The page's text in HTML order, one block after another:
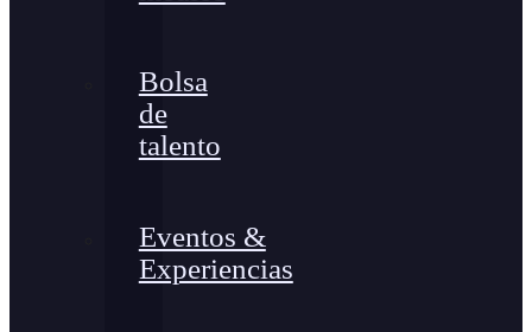
Bolsa
de
talento
Eventos &
Experiencias